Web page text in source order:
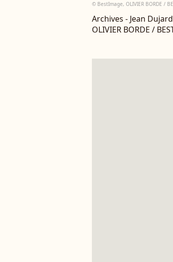
© BestImage, OLIVIER BORDE /
Archives - Jean
OLIVIER BORDE /